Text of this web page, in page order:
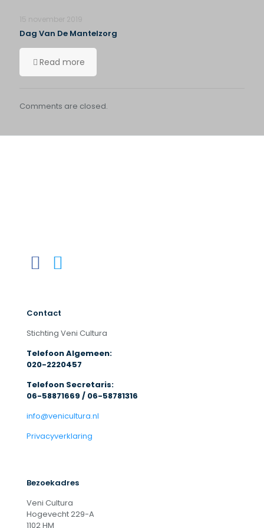
Dag Van De Mantelzorg
Read more
Comments are closed.
Contact
Stichting Veni Cultura
Telefoon Algemeen:
020-2220457
Telefoon Secretaris:
06-58871669 / 06-58781316
info@venicultura.nl
Privacyverklaring
Bezoekadres
Veni Cultura
Hogevecht 229-A
1102 HM